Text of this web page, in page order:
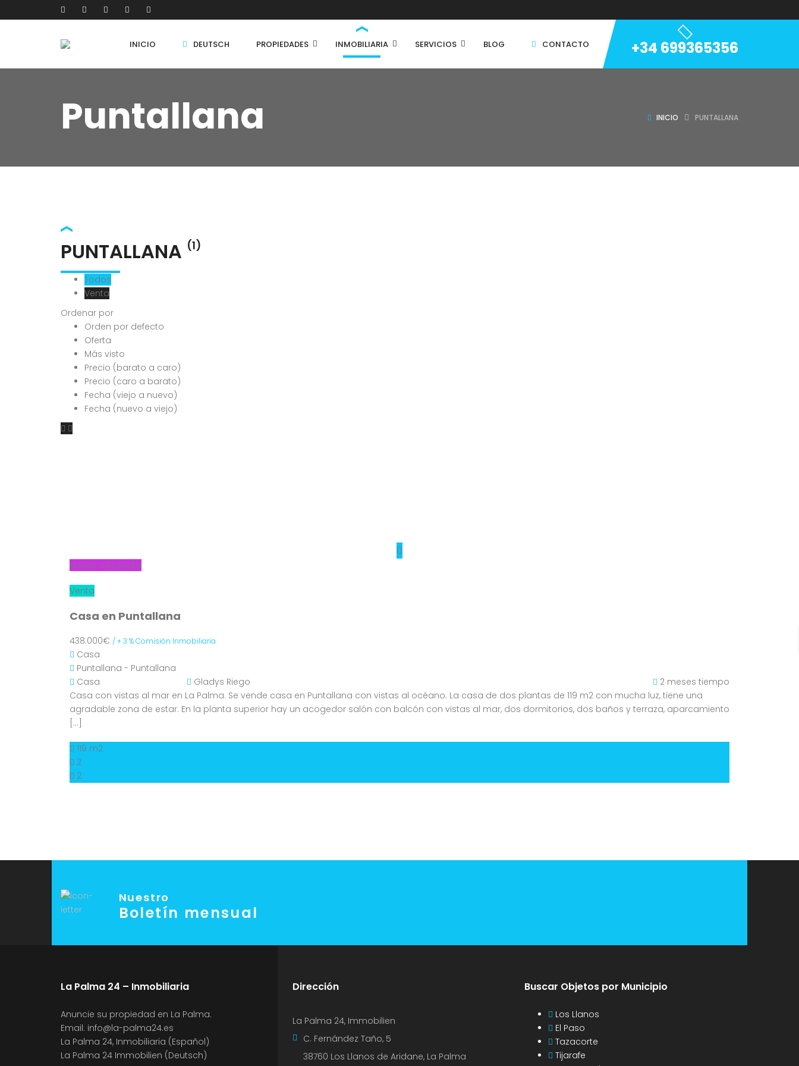
INICIO DEUTSCH PROPIEDADES INMOBILIARIA SERVICIOS BLOG CONTACTO +34 699365356
Puntallana INICIO PUNTALLANA
PUNTALLANA (1)
Todos
Venta
Ordenar por
Orden por defecto
Oferta
Más visto
Precio (barato a caro)
Precio (caro a barato)
Fecha (viejo a nuevo)
Fecha (nuevo a viejo)
Nuevo a la venta
Venta
Casa en Puntallana
438.000€ / + 3 % Comisión Inmobiliaria
Casa
Puntallana - Puntallana
Casa
Gladys Riego
2 meses tiempo
Casa con vistas al mar en La Palma. Se vende casa en Puntallana con vistas al océano. La casa de dos plantas de 119 m2 con mucha luz, tiene una
agradable zona de estar. En la planta superior hay un acogedor salón con balcón con vistas al mar, dos dormitorios, dos baños y terraza, aparcamiento
[…]
119 m2
2
2
Nuestro
Boletín mensual
La Palma 24 – Inmobiliaria
Anuncie su propiedad en La Palma.
Email: info@la-palma24.es
La Palma 24, Inmobiliaria (Español)
La Palma 24 Immobilien (Deutsch)
Dirección
La Palma 24, Immobilien
C. Fernández Taño, 5
38760 Los Llanos de Aridane, La Palma
Buscar Objetos por Municipio
Los Llanos
El Paso
Tazacorte
Tijarafe